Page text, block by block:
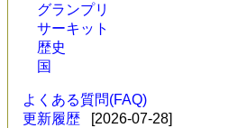
グランプリ
サーキット
歴史
国
よくある質問(FAQ)
更新履歴 [2026-07-28]